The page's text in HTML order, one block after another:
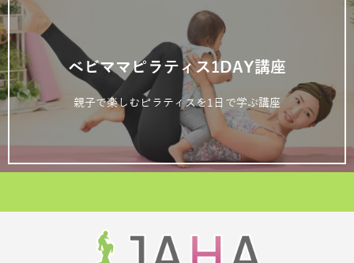
ベビママピラティス1DAY講座
親子で楽しむピラティスを1日で学ぶ講座